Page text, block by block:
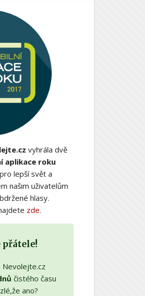
vyhrála dvě
aplikace roku
lepší svět a
našim uživatelům
hlasy.
zde.
přátele!
Nevolejte.cz
čistého času
ano?